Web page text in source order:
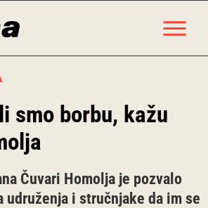
smo borbu, kažu
Čuvari Homolja je pozvalo
udruženja i stručnjake da im se